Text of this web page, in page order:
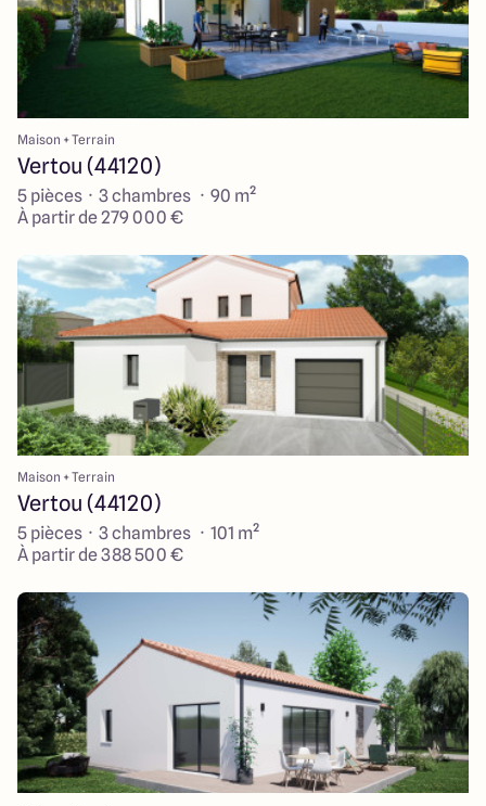
Maison + Terrain
Vertou (44120)
5 pièces · 3 chambres · 90 m²
À partir de 279 000 €
Maison + Terrain
Vertou (44120)
5 pièces · 3 chambres · 101 m²
À partir de 388 500 €